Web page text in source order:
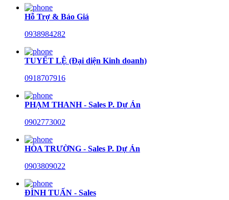
Hỗ Trợ & Báo Giá
0938984282
TUYẾT LỆ (Đại diện Kinh doanh)
0918707916
PHẠM THANH - Sales P. Dự Án
0902773002
HÒA TRƯỜNG - Sales P. Dự Án
0903809022
ĐÌNH TUẤN - Sales